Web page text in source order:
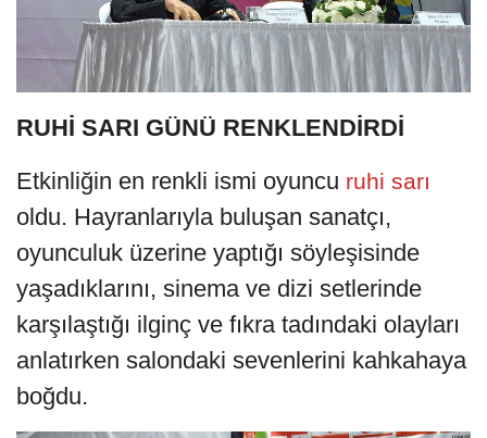
RUHİ SARI GÜNÜ RENKLENDİRDİ
Etkinliğin en renkli ismi oyuncu ruhi sarı
oldu. Hayranlarıyla buluşan sanatçı,
oyunculuk üzerine yaptığı söyleşisinde
yaşadıklarını, sinema ve dizi setlerinde
karşılaştığı ilginç ve fıkra tadındaki olayları
anlatırken salondaki sevenlerini kahkahaya
boğdu.